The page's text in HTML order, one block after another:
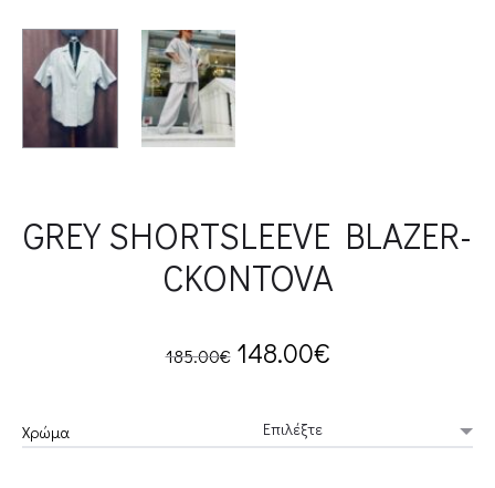
GREY SHORTSLEEVE BLAZER-
CKONTOVA
185.00€ Original
was:
148.00€Current
is:
Χρώμα